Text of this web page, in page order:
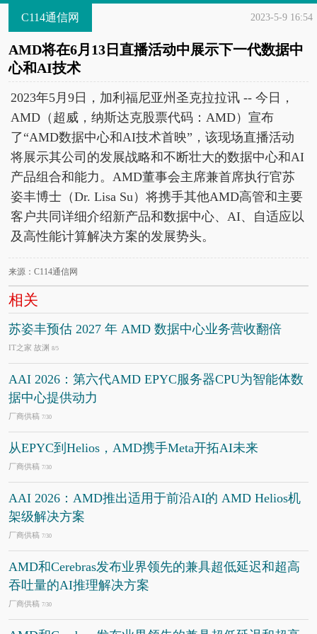
C114通信网 2023-5-9 16:54
AMD将在6月13日直播活动中展示下一代数据中
心和AI技术
2023年5月9日，加利福尼亚州圣克拉拉讯 -- 今日，
AMD（超威，纳斯达克股票代码：AMD）宣布
了“AMD数据中心和AI技术首映”，该现场直播活动
将展示其公司的发展战略和不断壮大的数据中心和AI
产品组合和能力。AMD董事会主席兼首席执行官苏
姿丰博士（Dr. Lisa Su）将携手其他AMD高管和主要
客户共同详细介绍新产品和数据中心、AI、自适应以
及高性能计算解决方案的发展势头。
来源：C114通信网
相关
苏姿丰预估 2027 年 AMD 数据中心业务营收翻倍
IT之家 故渊 8/5
AAI 2026：第六代AMD EPYC服务器CPU为智能体数
据中心提供动力
厂商供稿 7/30
从EPYC到Helios，AMD携手Meta开拓AI未来
厂商供稿 7/30
AAI 2026：AMD推出适用于前沿AI的 AMD Helios机
架级解决方案
厂商供稿 7/30
AMD和Cerebras发布业界领先的兼具超低延迟和超高
吞吐量的AI推理解决方案
厂商供稿 7/30